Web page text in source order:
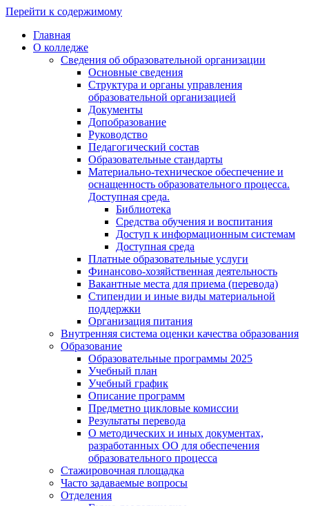
Перейти к содержимому
Главная
О колледже
Сведения об образовательной организации
Основные сведения
Структура и органы управления
образовательной организацией
Документы
Допобразование
Руководство
Педагогический состав
Образовательные стандарты
Материально-техническое обеспечение и
оснащенность образовательного процесса.
Доступная среда.
Библиотека
Средства обучения и воспитания
Доступ к информационным системам
Доступная среда
Платные образовательные услуги
Финансово-хозяйственная деятельность
Вакантные места для приема (перевода)
Стипендии и иные виды материальной
поддержки
Организация питания
Внутренняя система оценки качества образования
Образование
Образовательные программы 2025
Учебный план
Учебный график
Описание программ
Предметно цикловые комиссии
Результаты перевода
О методических и иных документах,
разработанных ОО для обеспечения
образовательного процесса
Стажировочная площадка
Часто задаваемые вопросы
Отделения